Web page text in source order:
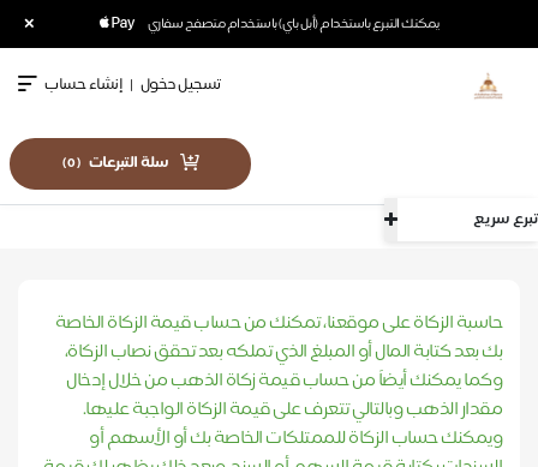
يمكنك التبرع باستخدام (أبل باي) باستخدام متصفح سفاري ×
تبرع سريع
تسجيل دخول | إنشاء حساب
سلة التبرعات (
0
)
الرئيسية حاسبة الزكاة
حاسبة الزكاة على موقعنا، تمكنك من حساب قيمة الزكاة الخاصة
بك بعد كتابة المال أو المبلغ الذي تملكه بعد تحقق نصاب الزكاة،
وكما يمكنك أيضاً من حساب قيمة زكاة الذهب من خلال إدخال
مقدار الذهب وبالتالي تتعرف على قيمة الزكاة الواجبة عليها.
ويمكنك حساب الزكاة للممتلكات الخاصة بك أو الأسهم أو